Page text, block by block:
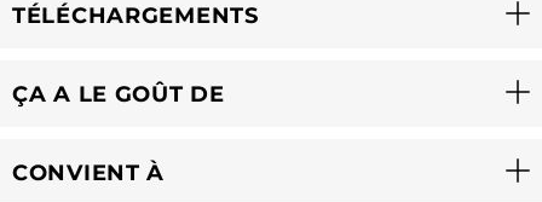
TÉLÉCHARGEMENTS
ÇA A LE GOÛT DE
CONVIENT À